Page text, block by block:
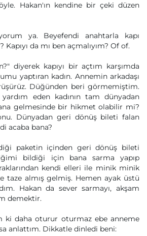
Hakan'ın kendine bir çeki düzen
ya. Beyefendi anahtarla kapı
Kapıyı da mı ben açmalıyım? Of of.
diyerek kapıyı bir açtım karşımda
yaptıran kadın. Annemin arkadaşı
Düğünden beri görmemiştim.
eden kadının tam dünyadan
gelmesinde bir hikmet olabilir mi?
onu. Dünyadan geri dönüş bileti falan
acaba bana?
paketin içinden geri dönüş bileti
bildiği için bana sarma yapıp
kendi elleri ile minik minik
taze almış gelmiş. Hemen ayak üstü
Hakan da sever sarmayı, akşam
demektir.
ki daha oturur oturmaz ebe anneme
anlattım. Dikkatle dinledi beni: